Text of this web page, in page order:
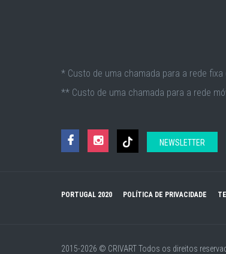
* Custo de uma chamada para a rede
** Custo de uma chamada para a rede
NEWSLETTER
PORTUGAL 2020 POLÍTICA DE PRIVACIDADE
2015-2026 © CRIVARTTodos os direitos